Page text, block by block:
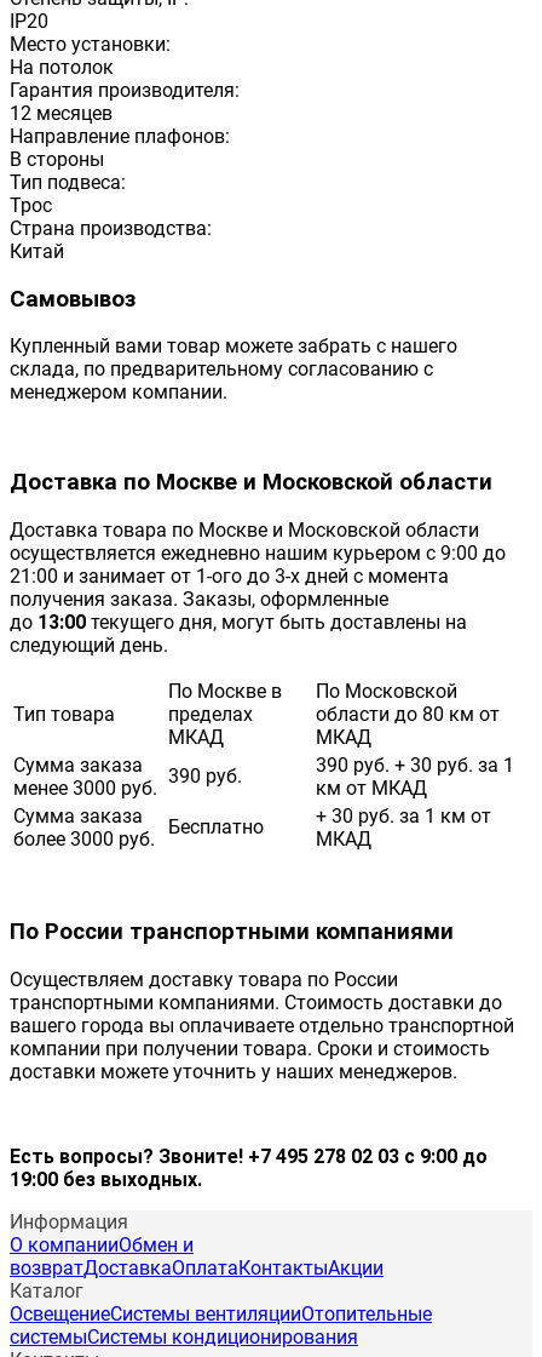
IP20
Место установки:
На потолок
Гарантия производителя:
12 месяцев
Направление плафонов:
В стороны
Тип подвеса:
Трос
Страна производства:
Китай
Самовывоз
Купленный вами товар можете забрать с нашего
склада, по предварительному согласованию с
менеджером компании.
Доставка по Москве и Московской области
Доставка товара по Москве и Московской области
осуществляется ежедневно нашим курьером с 9:00 до
21:00 и занимает от 1-ого до 3-х дней с момента
получения заказа. Заказы, оформленные
до 13:00 текущего дня, могут быть доставлены на
следующий день.
Тип товара
По Москве в
пределах
МКАД
По Московской
области до 80 км от
МКАД
Сумма заказа
менее 3000 руб.
390 руб.
390 руб. + 30 руб. за 1
км от МКАД
Сумма заказа
более 3000 руб.
Бесплатно
+ 30 руб. за 1 км от
МКАД
По России транспортными компаниями
Осуществляем доставку товара по России
транспортными компаниями. Стоимость доставки до
вашего города вы оплачиваете отдельно транспортной
компании при получении товара. Сроки и стоимость
доставки можете уточнить у наших менеджеров.
Есть вопросы? Звоните! +7 495 278 02 03 с 9:00 до
19:00 без выходных.
Информация
О компанииОбмен и
возвратДоставкаОплата КонтактыАкции
Каталог
ОсвещениеСистемы вентиляцииОтопительные
системыСистемы кондиционирования